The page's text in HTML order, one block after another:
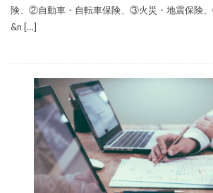
険、②自動車・自転車保険、③火災・地震保険
&n […]